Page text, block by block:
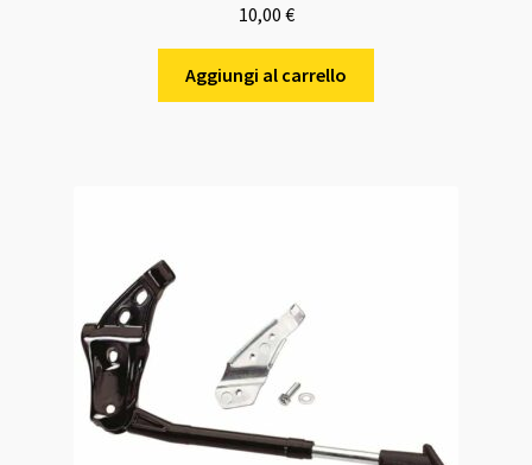
10,00 €
Aggiungi al carrello